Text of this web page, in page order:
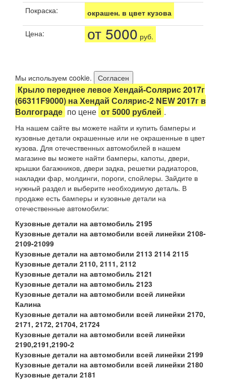
Покраска: окрашен. в цвет кузова
Цена: от 5000 руб.
Мы используем cookie. Согласен
Крыло переднее левое Хендай-Солярис 2017г
(66311F9000) на Хендай Солярис-2 NEW 2017г в
Волгограде по цене от 5000 рублей .
На нашем сайте вы можете найти и купить бамперы и
кузовные детали окрашенные или не окрашенные в цвет
кузова. Для отечественных автомобилей в нашем
магазине вы можете найти бамперы, капоты, двери,
крышки багажников, двери задка, решетки радиаторов,
накладки фар, молдинги, пороги, спойлеры. Зайдите в
нужный раздел и выберите необходимую деталь. В
продаже есть бамперы и кузовные детали на
отечественные автомобили:
Кузовные детали на автомобиль 2195
Кузовные детали на автомобили всей линейки 2108-
2109-21099
Кузовные детали на автомобили 2113 2114 2115
Кузовные детали 2110, 2111, 2112
Кузовные детали на автомобиль 2121
Кузовные детали на автомобиль 2123
Кузовные детали на автомобили всей линейки
Калина
Кузовные детали на автомобили всей линейки 2170,
2171, 2172, 21704, 21724
Кузовные детали на автомобили всей линейки
2190,2191,2190-2
Кузовные детали на автомобили всей линейки 2199
Кузовные детали на автомобили всей линейки 2180
Кузовные детали 2181